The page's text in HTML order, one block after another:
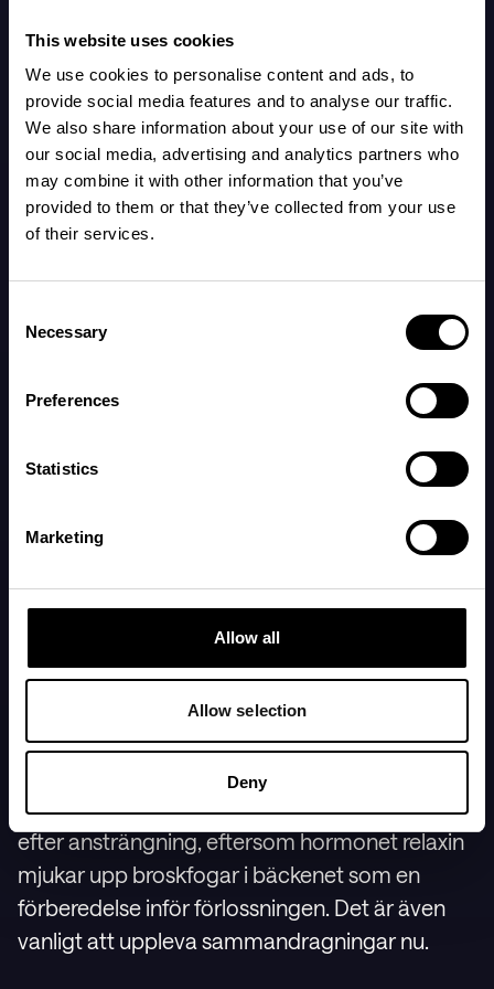
This website uses cookies
We use cookies to personalise content and ads, to
provide social media features and to analyse our traffic.
We also share information about your use of our site with
our social media, advertising and analytics partners who
may combine it with other information that you’ve
provided to them or that they’ve collected from your use
of their services.
Selection
Necessary
Preferences
Statistics
Marketing
Allow all
Allow selection
Deny
förberedelse inför födseln, men än så länge
finns det gott om plats och ännu kan de ligga
både med huvudet både uppåt eller nedåt, och
ibland även på tvären..
Bebisar som föds nu överlever nästan alltid
med intensivvård och risken för bestående men
är mycket låg.
revbenens nedre kant. Det kan kännas trångt i
för lungorna, magsäcken och urinblåsan.
men det kan variera mycket från person till
Det är även vanligt att uppleva bäckensmärta
efter ansträngning, eftersom hormonet relaxin
mjukar upp broskfogar i bäckenet som en
förberedelse inför förlossningen. Det är även
vanligt att uppleva sammandragningar nu.